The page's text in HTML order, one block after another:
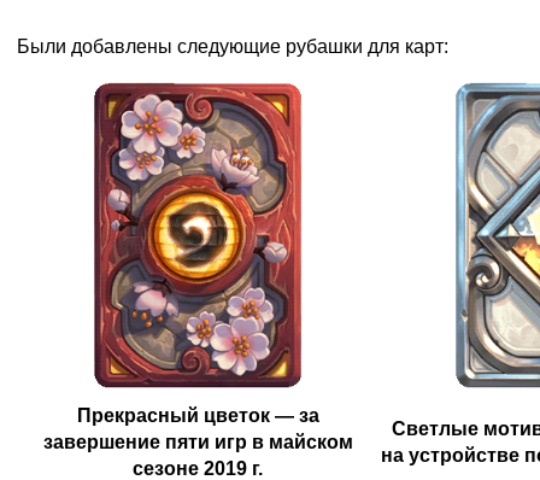
Были добавлены следующие рубашки для карт:
Прекрасный цветок— за
завершение пяти игр в майском
сезоне 2019 г.
Светлые
на устройстве